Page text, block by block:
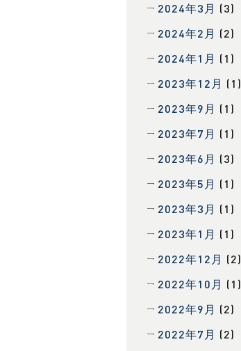
2024年3月 (3)
2024年2月 (2)
2024年1月 (1)
2023年12月 (1)
2023年9月 (1)
2023年7月 (1)
2023年6月 (3)
2023年5月 (1)
2023年3月 (1)
2023年1月 (1)
2022年12月 (2)
2022年10月 (1)
2022年9月 (2)
2022年7月 (2)